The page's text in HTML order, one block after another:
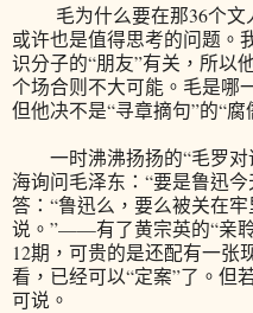
毛为什么要在那36个文
或许也是值得思考的问题。
识分子的“朋友”有关，所以
个场合则不大可能。毛是哪
但他决不是“寻章摘句”的“腐
一时沸沸扬扬的“毛罗对
海询问毛泽东：“要是鲁迅
答：“鲁迅么，要么被关在
说。”——有了黄宗英的“亲
12期，可贵的是还配有一张
看，已经可以“定案”了。但
可说。